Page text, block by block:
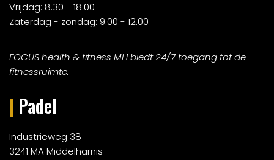
Vrijdag: 8.30 - 18.00
Zaterdag - zondag: 9.00 - 12.00
FOCUS health & fitness MH biedt 24/7 toegang tot de
fitnessruimte.
| Padel
Industrieweg 38
3241 MA Middelharnis